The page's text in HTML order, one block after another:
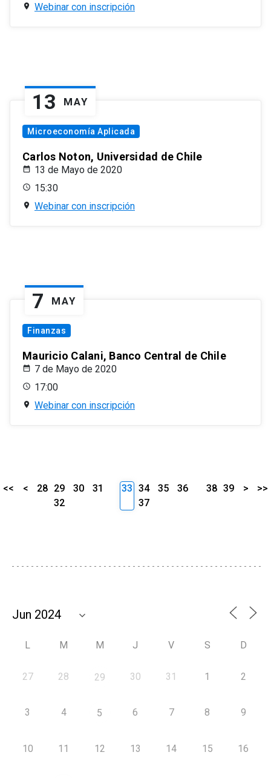
Webinar con inscripción
13 MAY
Microeconomía Aplicada
Carlos Noton, Universidad de Chile
13 de Mayo de 2020
15:30
Webinar con inscripción
7 MAY
Finanzas
Mauricio Calani, Banco Central de Chile
7 de Mayo de 2020
17:00
Webinar con inscripción
<< < 28 29 30
31
32
33 34 35
36
37
38 39 > >>
L M M J V S D
27 28 29 30 31 1 2
3 4 5 6 7 8 9
10 11 12 13 14 15 16